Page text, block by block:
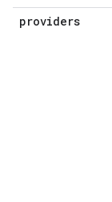
providers